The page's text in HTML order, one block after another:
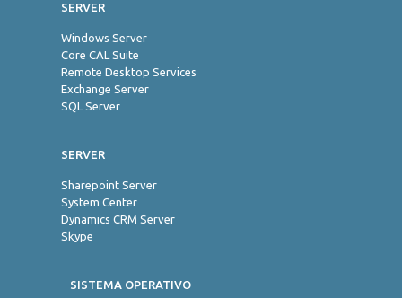
SERVER
Windows Server
Core CAL Suite
Remote Desktop Services
Exchange Server
SQL Server
SERVER
Sharepoint Server
System Center
Dynamics CRM Server
Skype
SISTEMA OPERATIVO